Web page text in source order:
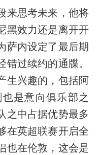
来思考未来，他将
黑效力还是离开开
萨内设定了最后期
错过续约的通牒。
生兴趣的，包括阿
是意向俱乐部之
之中占据优势最多
在英超联赛开启全
也在伦敦，这会是